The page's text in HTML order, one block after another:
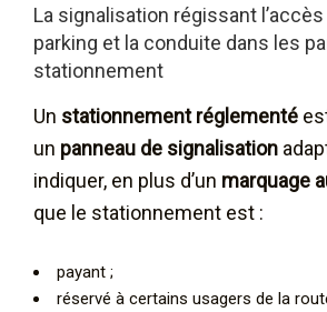
La signalisation régissant
parking et la conduite dans les
stationnement
Un stationnement réglementé
un panneau de signalisation
indiquer, en plus d’un marquage
que le stationnement est :
payant ;
réservé à certains usagers de la